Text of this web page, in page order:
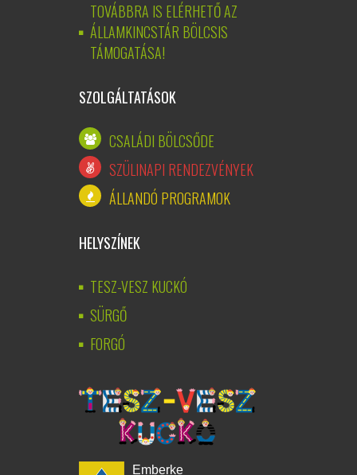
TOVÁBBRA IS ELÉRHETŐ AZ
ÁLLAMKINCSTÁR BÖLCSIS
TÁMOGATÁSA!
SZOLGÁLTATÁSOK
CSALÁDI BÖLCSŐDE
SZÜLINAPI RENDEZVÉNYEK
ÁLLANDÓ PROGRAMOK
HELYSZÍNEK
TESZ-VESZ KUCKÓ
SÜRGŐ
FORGÓ
Emberke